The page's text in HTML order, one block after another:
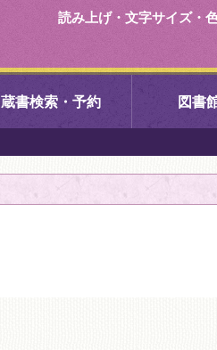
読み上げ・文字サイズ・
蔵書検索・予約 図書
右京中央図書館
左京図書館